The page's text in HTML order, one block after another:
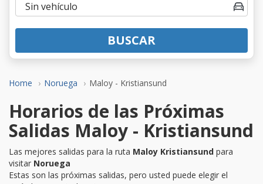
Home Noruega Maloy - Kristiansund
BUSCAR
Horarios de las Próximas
Salidas Maloy - Kristiansund
Las mejores salidas para la ruta Maloy Kristiansund para
visitar Noruega
Estas son las próximas salidas, pero usted puede elegir el